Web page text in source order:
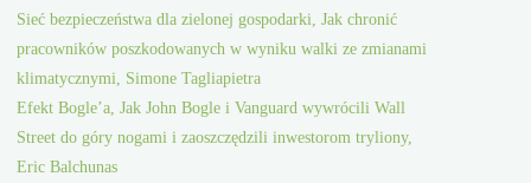
Sieć bezpieczeństwa dla zielonej gospodarki, Jak chronić
pracowników poszkodowanych w wyniku walki ze zmianami
klimatycznymi, Simone Tagliapietra
Efekt Bogle’a, Jak John Bogle i Vanguard wywrócili Wall
Street do góry nogami i zaoszczędzili inwestorom tryliony,
Eric Balchunas